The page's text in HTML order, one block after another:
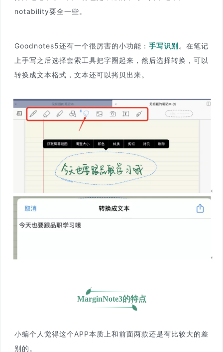
notability要全一些。
Goodnotes5还有一个很厉害的小功能： 手写识别。在笔记
上手写之后选择套索工具把字圈起来，然后选择转换，可以
转换成文本格式，文本还可以拷贝出来。
MarginNote3的特点
小编个人觉得这个APP本质上和前面两款还是有比较大的差
别的。